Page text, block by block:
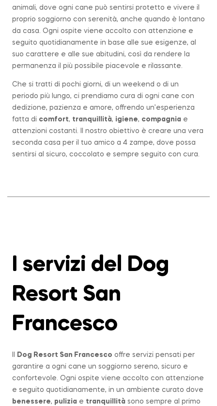
animali, dove ogni cane può sentirsi protetto e vivere il
proprio soggiorno con serenità, anche quando è lontano
da casa. Ogni ospite viene accolto con attenzione e
seguito quotidianamente in base alle sue esigenze, al
suo carattere e alle sue abitudini, così da rendere la
permanenza il più possibile piacevole e rilassante.
Che si tratti di pochi giorni, di un weekend o di un
periodo più lungo, ci prendiamo cura di ogni cane con
dedizione, pazienza e amore, offrendo un’esperienza
fatta di comfort, tranquillità, igiene, compagnia e
attenzioni costanti. Il nostro obiettivo è creare una vera
seconda casa per il tuo amico a 4 zampe, dove possa
sentirsi al sicuro, coccolato e sempre seguito con cura.
I servizi del Dog
Resort San
Francesco
Dog Resort San Francesco offre servizi pensati per
garantire a ogni cane un soggiorno sereno, sicuro e
confortevole. Ogni ospite viene accolto con attenzione
e seguito quotidianamente, in un ambiente curato dove
benessere, pulizia e tranquillità sono sempre al primo